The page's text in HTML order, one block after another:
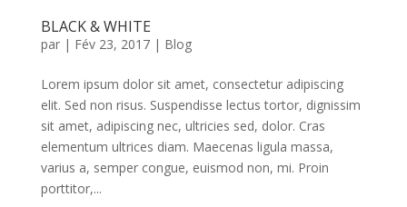
BLACK & WHITE
par | Fév 23, 2017| Blog
Lorem ipsum dolor sit amet, consectetur adipiscing
elit. Sed non risus. Suspendisse lectus tortor, dignissim
sit amet, adipiscing nec, ultricies sed, dolor. Cras
elementum ultrices diam. Maecenas ligula massa,
varius a, semper congue, euismod non, mi. Proin
porttitor,...